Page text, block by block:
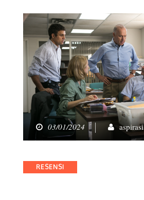
03/01/2024 aspirasi
Categories
RESENSI